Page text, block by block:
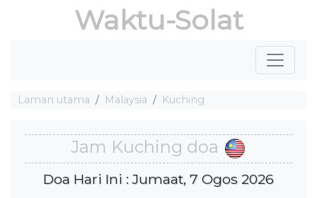
Waktu-Solat
Laman utama Malaysia Kuching
Jam Kuching doa
Doa Hari Ini : Jumaat, 7 Ogos 2026